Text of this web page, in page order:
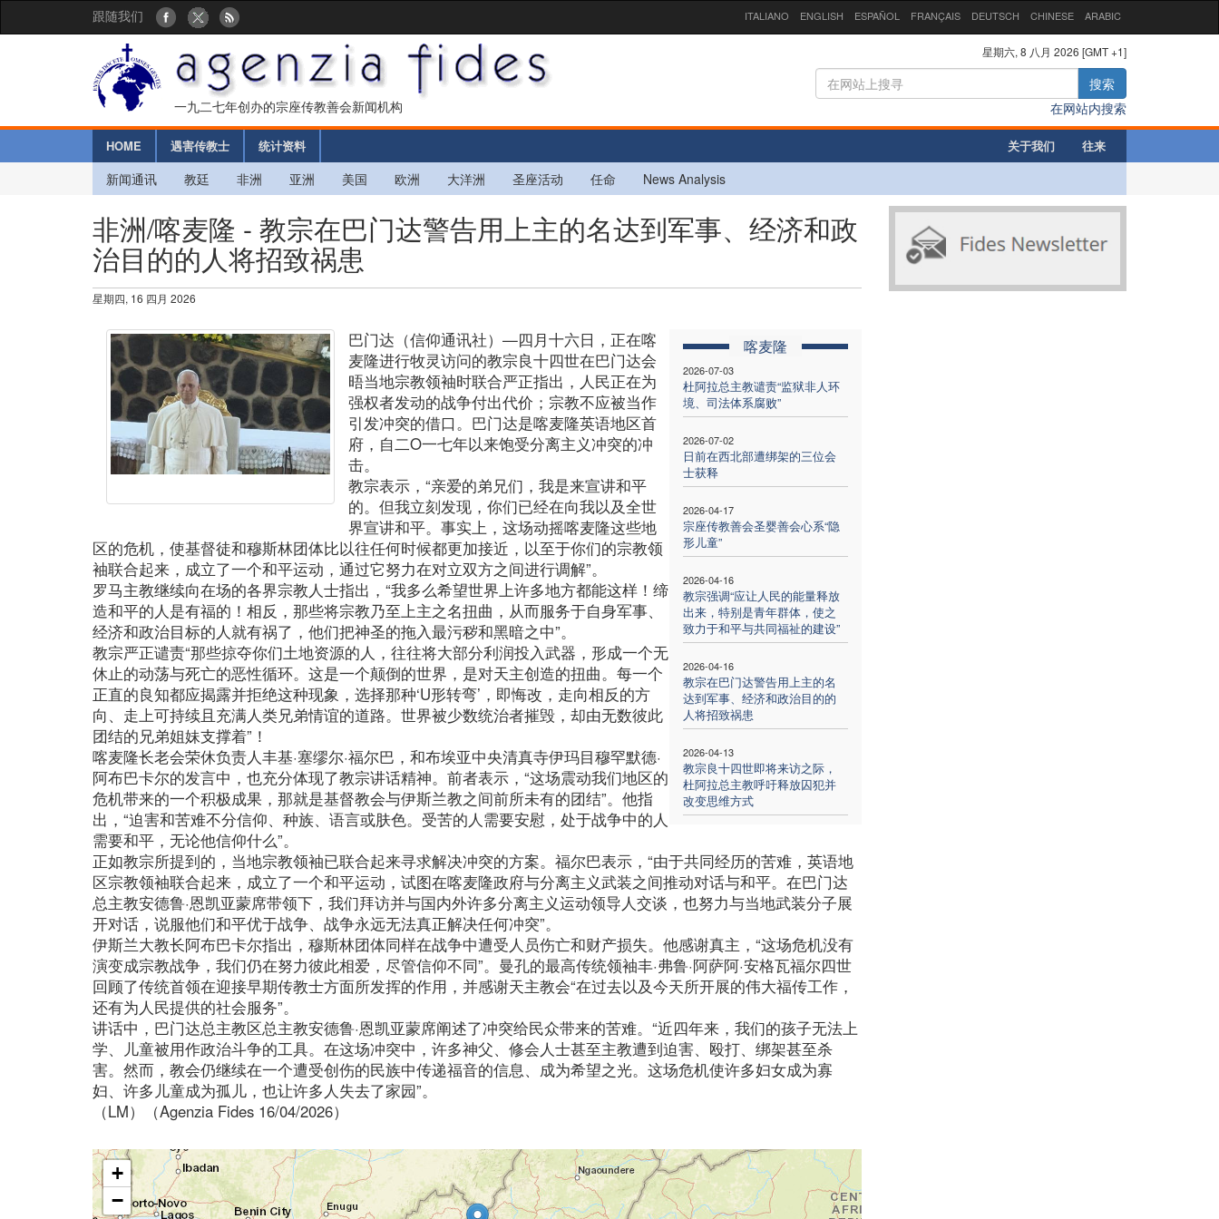
跟随我们 ITALIANO ENGLISH ESPAÑOL FRANÇAIS DEUTSCH CHINESE ARABIC
一九二七年创办的宗座传教善会新闻机构
星期六, 8 八月 2026 [GMT +1]
搜索
在网站内搜索
HOME 遇害传教士 统计资料 关于我们 往来
新闻通讯 教廷 非洲 亚洲 美国 欧洲 大洋洲 圣座活动 任命 News Analysis
非洲/喀麦隆 - 教宗在巴门达警告用上主的名达到军事、经济和政
治目的的人将招致祸患
星期四, 16 四月 2026
喀麦隆
2026-07-03
杜阿拉总主教谴责“监狱非人环
境、司法体系腐败”
2026-07-02
日前在西北部遭绑架的三位会
士获释
2026-04-17
宗座传教善会圣婴善会心系“隐
形儿童”
2026-04-16
教宗强调“应让人民的能量释放
出来，特别是青年群体，使之
致力于和平与共同福祉的建设”
2026-04-16
教宗在巴门达警告用上主的名
达到军事、经济和政治目的的
人将招致祸患
2026-04-13
教宗良十四世即将来访之际，
杜阿拉总主教呼吁释放囚犯并
改变思维方式
巴门达（信仰通讯社）—四月十六日，正在喀
麦隆进行牧灵访问的教宗良十四世在巴门达会
晤当地宗教领袖时联合严正指出，人民正在为
强权者发动的战争付出代价；宗教不应被当作
引发冲突的借口。巴门达是喀麦隆英语地区首
府，自二O一七年以来饱受分离主义冲突的冲
击。
教宗表示，“亲爱的弟兄们，我是来宣讲和平
的。但我立刻发现，你们已经在向我以及全世
界宣讲和平。事实上，这场动摇喀麦隆这些地
区的危机，使基督徒和穆斯林团体比以往任何时候都更加接近，以至于你们的宗教领
袖联合起来，成立了一个和平运动，通过它努力在对立双方之间进行调解”。
罗马主教继续向在场的各界宗教人士指出，“我多么希望世界上许多地方都能这样！缔
造和平的人是有福的！相反，那些将宗教乃至上主之名扭曲，从而服务于自身军事、
经济和政治目标的人就有祸了，他们把神圣的拖入最污秽和黑暗之中”。
教宗严正谴责“那些掠夺你们土地资源的人，往往将大部分利润投入武器，形成一个无
休止的动荡与死亡的恶性循环。这是一个颠倒的世界，是对天主创造的扭曲。每一个
正直的良知都应揭露并拒绝这种现象，选择那种‘U形转弯’，即悔改，走向相反的方
向、走上可持续且充满人类兄弟情谊的道路。世界被少数统治者摧毁，却由无数彼此
团结的兄弟姐妹支撑着”！
喀麦隆长老会荣休负责人丰基·塞缪尔·福尔巴，和布埃亚中央清真寺伊玛目穆罕默德·
阿布巴卡尔的发言中，也充分体现了教宗讲话精神。前者表示，“这场震动我们地区的
危机带来的一个积极成果，那就是基督教会与伊斯兰教之间前所未有的团结”。他指
出，“迫害和苦难不分信仰、种族、语言或肤色。受苦的人需要安慰，处于战争中的人
需要和平，无论他信仰什么”。
正如教宗所提到的，当地宗教领袖已联合起来寻求解决冲突的方案。福尔巴表示，“由于共同经历的苦难，英语地
区宗教领袖联合起来，成立了一个和平运动，试图在喀麦隆政府与分离主义武装之间推动对话与和平。在巴门达
总主教安德鲁·恩凯亚蒙席带领下，我们拜访并与国内外许多分离主义运动领导人交谈，也努力与当地武装分子展
开对话，说服他们和平优于战争、战争永远无法真正解决任何冲突”。
伊斯兰大教长阿布巴卡尔指出，穆斯林团体同样在战争中遭受人员伤亡和财产损失。他感谢真主，“这场危机没有
演变成宗教战争，我们仍在努力彼此相爱，尽管信仰不同”。曼孔的最高传统领袖丰·弗鲁·阿萨阿·安格瓦福尔四世
回顾了传统首领在迎接早期传教士方面所发挥的作用，并感谢天主教会“在过去以及今天所开展的伟大福传工作，
还有为人民提供的社会服务”。
讲话中，巴门达总主教区总主教安德鲁·恩凯亚蒙席阐述了冲突给民众带来的苦难。“近四年来，我们的孩子无法上
学、儿童被用作政治斗争的工具。在这场冲突中，许多神父、修会人士甚至主教遭到迫害、殴打、绑架甚至杀
害。然而，教会仍继续在一个遭受创伤的民族中传递福音的信息、成为希望之光。这场危机使许多妇女成为寡
妇、许多儿童成为孤儿，也让许多人失去了家园”。
（LM）（Agenzia Fides 16/04/2026）
+
−